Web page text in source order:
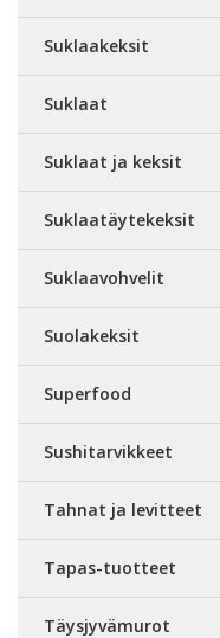
Suklaakeksit
Suklaat
Suklaat ja keksit
Suklaatäytekeksit
Suklaavohvelit
Suolakeksit
Superfood
Sushitarvikkeet
Tahnat ja levitteet
Tapas-tuotteet
Täysjyvämurot